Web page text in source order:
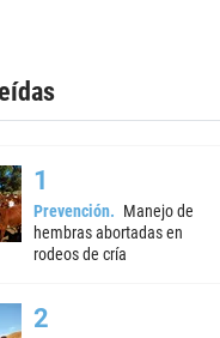
Prevención
Manejo de
hembras abortadas en
rodeos de cría